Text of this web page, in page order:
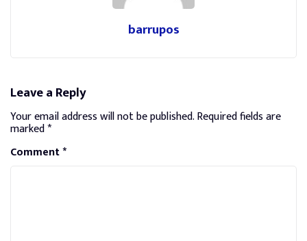
barrupos
Leave a Reply
Your email address will not be published.Required fields are
marked*
Comment*